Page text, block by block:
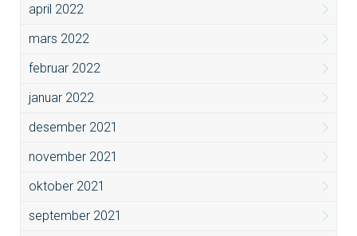
april 2022
mars 2022
februar 2022
januar 2022
desember 2021
november 2021
oktober 2021
september 2021